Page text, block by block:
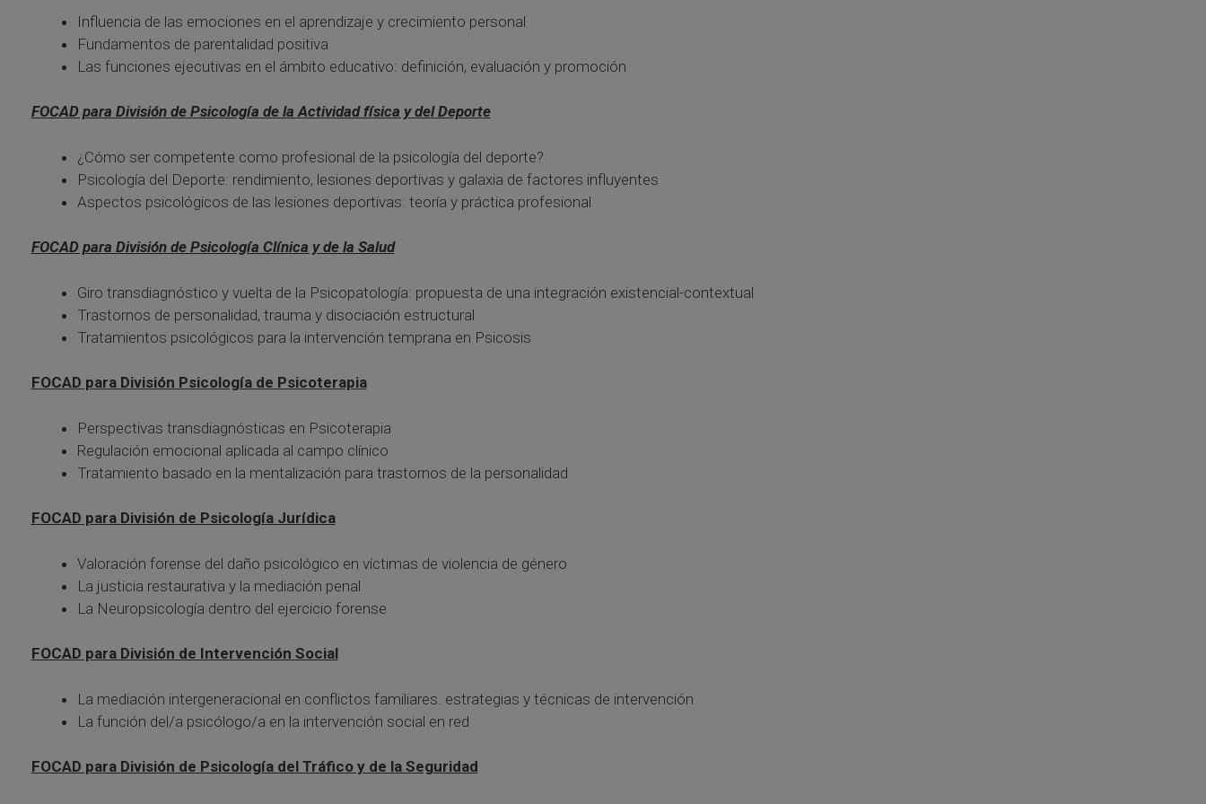
Influencia de las emociones en el aprendizaje y crecimiento personal
Fundamentos de parentalidad positiva
Las funciones ejecutivas en el ámbito educativo: definición, evaluación y promoción
FOCAD para División de Psicología de la Actividad física y del Deporte
¿Cómo ser competente como profesional de la psicología del deporte?
Psicología del Deporte: rendimiento, lesiones deportivas y galaxia de factores influyentes
Aspectos psicológicos de las lesiones deportivas: teoría y práctica profesional
FOCAD para División de Psicología Clínica y de la Salud
Giro transdiagnóstico y vuelta de la Psicopatología: propuesta de una integración existencial-contextual
Trastornos de personalidad, trauma y disociación estructural
Tratamientos psicológicos para la intervención temprana en Psicosis
FOCAD para División Psicología de Psicoterapia
Perspectivas transdiagnósticas en Psicoterapia
Regulación emocional aplicada al campo clínico
Tratamiento basado en la mentalización para trastornos de la personalidad
FOCAD para División de Psicología Jurídica
Valoración forense del daño psicológico en víctimas de violencia de género
La justicia restaurativa y la mediación penal
La Neuropsicología dentro del ejercicio forense
FOCAD para División de Intervención Social
La mediación intergeneracional en conflictos familiares. estrategias y técnicas de intervención
La función del/a psicólogo/a en la intervención social en red
FOCAD para División de Psicología del Tráfico y de la Seguridad